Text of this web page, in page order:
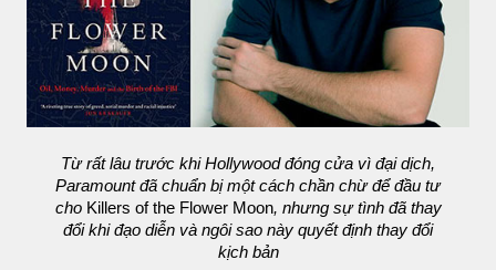
Từ rất lâu trước khi Hollywood đóng cửa vì đại dịch,
Paramount đã chuẩn bị một cách chần chừ để đầu tư
cho Killers of the Flower Moon, nhưng sự tình đã thay
đổi khi đạo diễn và ngôi sao này quyết định thay đổi
kịch bản